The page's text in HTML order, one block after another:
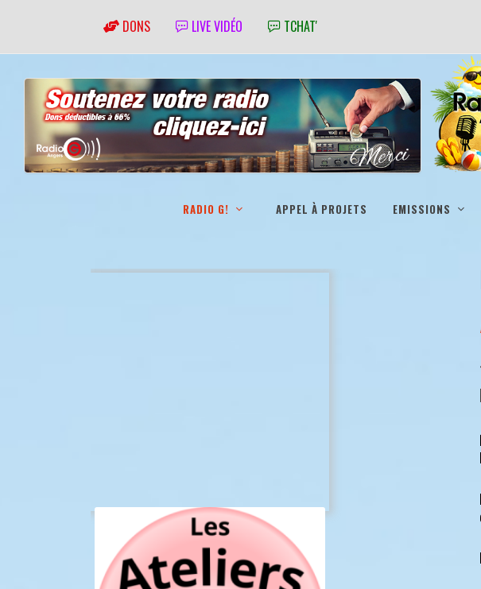
DONS LIVE VIDÉO TCHAT'
RADIO G! APPEL À PROJETS EMISSIONS